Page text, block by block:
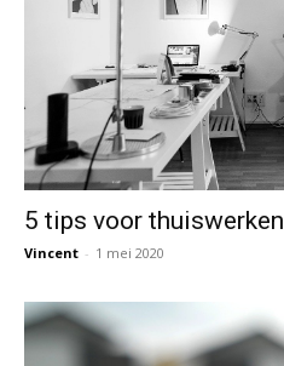
5 tips voor thuiswerken
Vincent - 1 mei 2020